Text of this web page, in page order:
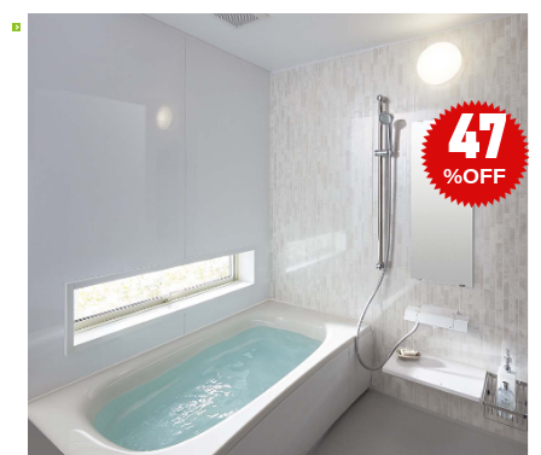
47
%OFF